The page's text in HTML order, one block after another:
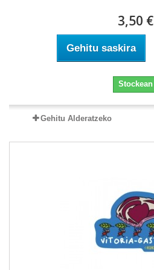
3,50 €
Gehitu saskira
Stockean
Gehitu Alderatzeko